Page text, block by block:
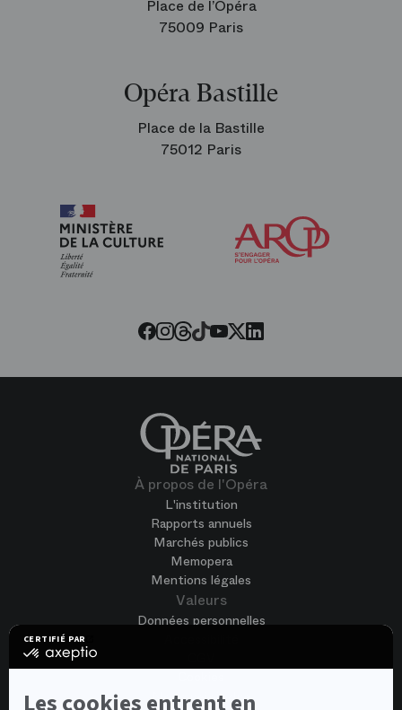
CERTIFIÉ PAR
certifié
En
Les cookies entrent en
Place de l’Opéra
75009 Paris
Opéra Bastille
Place de la Bastille
75012 Paris
Facebook
Instagram
Threads
TiktokYoutube
Twitter
LinkedIn
À propos de l'Opéra
L'institution
Rapports annuels
Marchés publics
Memopera
Mentions légales
Valeurs
Données personnelles
Nous rejoindre